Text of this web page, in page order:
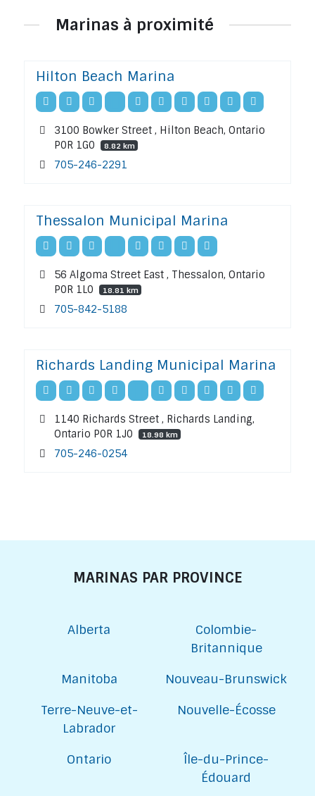
Marinas à proximité
Hilton Beach Marina
3100 Bowker Street , Hilton Beach, Ontario
P0R 1G0
8.82 km
705-246-2291
Thessalon Municipal Marina
56 Algoma Street East , Thessalon, Ontario
P0R 1L0
18.81 km
705-842-5188
Richards Landing Municipal Marina
1140 Richards Street , Richards Landing,
Ontario P0R 1J0
18.98 km
705-246-0254
MARINAS PAR PROVINCE
Alberta
Colombie-
Britannique
Manitoba
Nouveau-Brunswick
Terre-Neuve-et-
Labrador
Nouvelle-Écosse
Ontario
Île-du-Prince-
Édouard